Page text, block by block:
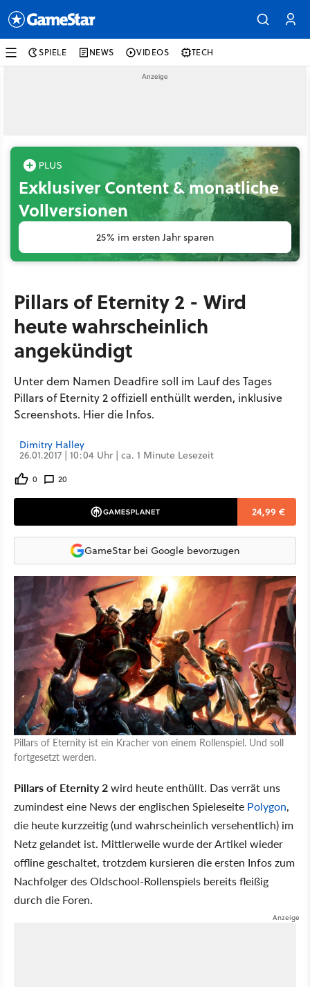
SPIELE NEWS VIDEOS TECH
Exklusiver Content & monatliche
Vollversionen
25% im ersten Jahr sparen
Pillars of Eternity 2 - Wird
heute wahrscheinlich
angekündigt
Unter dem Namen Deadfire soll im Lauf des Tages
Pillars of Eternity 2 offiziell enthüllt werden, inklusive
Screenshots. Hier die Infos.
Dimitry Halley
26.01.2017 | 10:04 Uhr | ca. 1 Minute Lesezeit
0 20
24,99 €
GameStar bei Google bevorzugen
Pillars of Eternity ist ein Kracher von einem Rollenspiel. Und soll
fortgesetzt werden.
Pillars of Eternity 2wird heute enthüllt. Das verrät uns
zumindest eine News der englischen Spieleseite Polygon,
die heute kurzzeitig (und wahrscheinlich versehentlich) im
Netz gelandet ist. Mittlerweile wurde der Artikel wieder
offline geschaltet, trotzdem kursieren die ersten Infos zum
Nachfolger des Oldschool-Rollenspiels bereits fleißig
durch die Foren.